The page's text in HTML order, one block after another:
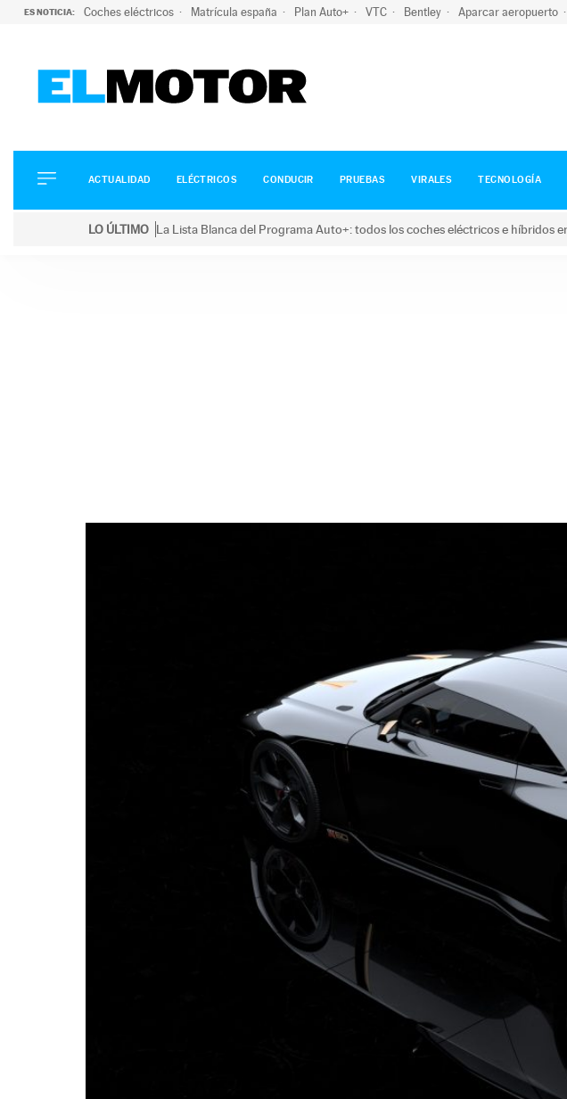
ES NOTICIA: Coches eléctricos Matrícula españa Plan Auto+ VTC Bentley Aparcar aeropuerto
ELÉCTRICOS
CONDUCIR
ACTUALIDAD ELÉCTRICOS CONDUCIR PRUEBAS VIRALES TECNOLOGÍA
LO ÚLTIMO La Lista Blanca del Programa Auto+: todos los coches eléctricos e híbridos